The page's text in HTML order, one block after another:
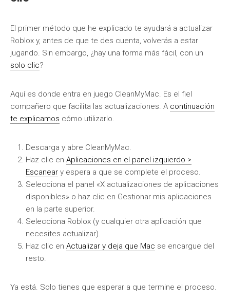
El primer método que he explicado te ayudará a actualizar
Roblox y, antes de que te des cuenta, volverás a estar
jugando. Sin embargo, ¿hay una forma más fácil, con un
solo clic?
Aquí es donde entra en juego CleanMyMac. Es el fiel
compañero que facilita las actualizaciones. A continuación
te explicamos cómo utilizarlo.
Descarga y abre CleanMyMac.
Haz clic en Aplicaciones en el panel izquierdo >
Escanear y espera a que se complete el proceso.
Selecciona el panel «X actualizaciones de aplicaciones
disponibles» o haz clic en Gestionar mis aplicaciones
en la parte superior.
Selecciona Roblox (y cualquier otra aplicación que
necesites actualizar).
Haz clic en Actualizar y deja que Mac se encargue del
resto.
Ya está. Solo tienes que esperar a que termine el proceso.